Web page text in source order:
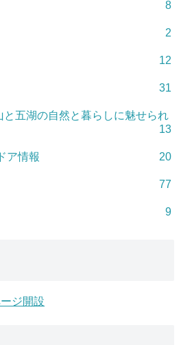
8
2
12
31
五湖の自然と暮らしに魅せられ
13
ア情報 20
77
9
ジ開設